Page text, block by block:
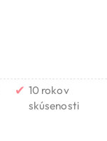
✔ 10 rokov
skúsenosti